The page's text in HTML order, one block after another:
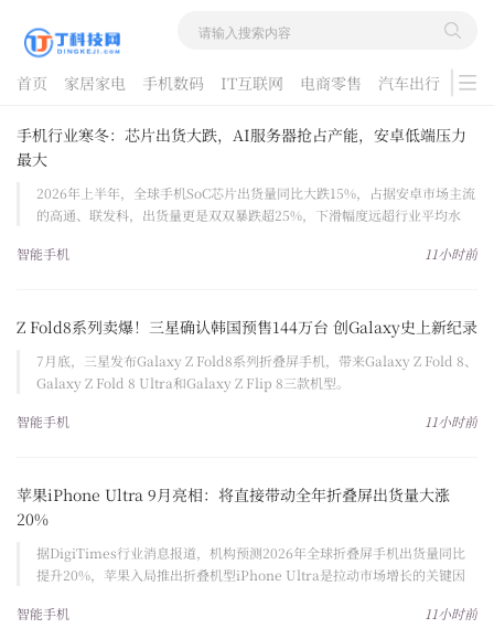
首页 家居家电 手机数码 IT互联网 电商零售 汽车出行
游戏
酷品评测
手机行业寒冬：芯片出货大跌，AI服务器抢占产能，安卓低端压力
最大
2026年上半年，全球手机SoC芯片出货量同比大跌15%，占据安卓市场主流
的高通、联发科，出货量更是双双暴跌超25%，下滑幅度远超行业平均水
智能手机
11小时前
Z Fold8系列卖爆！三星确认韩国预售144万台 创Galaxy史上新纪录
7月底，三星发布Galaxy Z Fold8系列折叠屏手机，带来Galaxy Z Fold 8、
Galaxy Z Fold 8 Ultra和Galaxy Z Flip 8三款机型。
智能手机 11小时前
苹果iPhone Ultra 9月亮相：将直接带动全年折叠屏出货量大涨
20%
据DigiTimes行业消息报道，机构预测2026年全球折叠屏手机出货量同比
提升20%，苹果入局推出折叠机型iPhone Ultra是拉动市场增长的关键因
智能手机
11小时前